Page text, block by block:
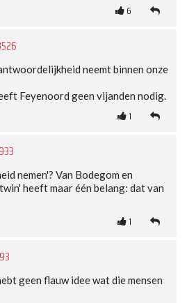
6
neemt binnen onze
Feyenoord geen vijanden nodig.
1
nemen'? Van Bodegom en
heeft maar één belang: dat van
1
geen flauw idee wat die mensen